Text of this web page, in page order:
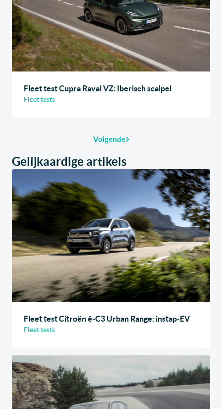
Fleet test Cupra Raval VZ: Iberisch scalpel
Fleet tests
Volgende
Gelijkaardige artikels
Fleet test Citroën ë-C3 Urban Range: instap-EV
Fleet tests